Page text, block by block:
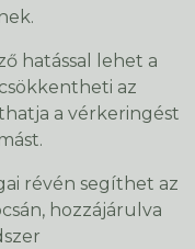
hatással lehet a
az
a vérkeringést
révén segíthet az
hozzájárulva